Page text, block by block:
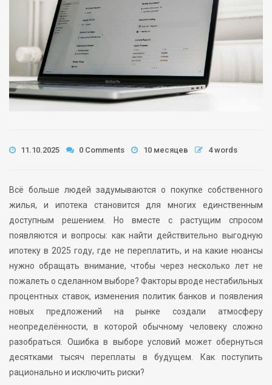
11.10.2025 0 Comments 10 месяцев 4 words
Всё больше людей задумываются о покупке собственного
жилья, и ипотека становится для многих единственным
доступным решением. Но вместе с растущим спросом
появляются и вопросы: как найти действительно выгодную
ипотеку в 2025 году, где не переплатить, и на какие нюансы
нужно обращать внимание, чтобы через несколько лет не
пожалеть о сделанном выборе? Факторы вроде нестабильных
процентных ставок, изменения политик банков и появления
новых предложений на рынке создали атмосферу
неопределённости, в которой обычному человеку сложно
разобраться. Ошибка в выборе условий может обернуться
десятками тысяч переплаты в будущем. Как поступить
рационально и исключить риски?